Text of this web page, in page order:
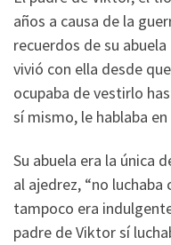
años a causa de la
recuerdos de su
vivió con ella desde
ocupaba de vestirlo
sí mismo, le hablaba
Su abuela era la única
al ajedrez, “no
tampoco era
padre de Viktor sí